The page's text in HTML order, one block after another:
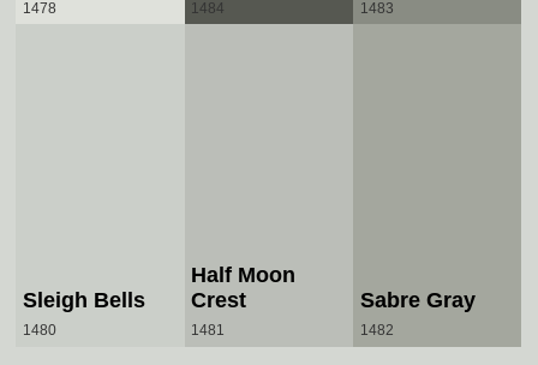
1478 1484 1483
Sleigh Bells
1480
Half Moon
Crest
1481
Sabre Gray
1482